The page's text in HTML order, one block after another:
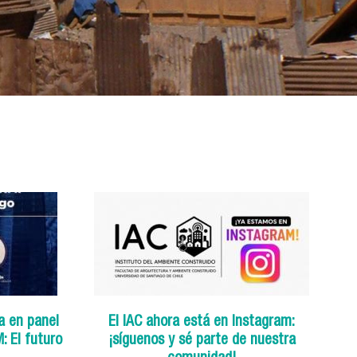
en panel
El futuro
El IAC ahora está en Instagram:
¡síguenos y sé parte de nuestra